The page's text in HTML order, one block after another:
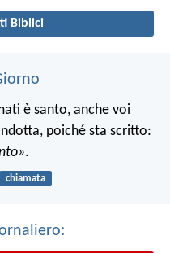
Biblici
è santo, anche voi
poiché sta scritto:
.
chiamata